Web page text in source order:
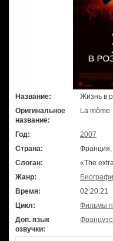
Название:
Жизнь в
Оригинальное
название:
La môme
Год:
2007
Страна:
Франция,
Слоган:
«The
Жанр:
Время:
02:20:21
Цикл:
Фильмы
Доп. язык
озвучки: